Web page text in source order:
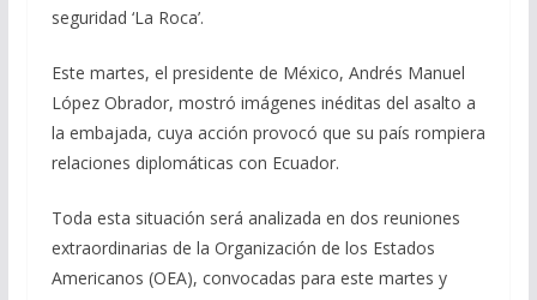
seguridad ‘La Roca’.
Este martes, el presidente de México, Andrés Manuel
López Obrador, mostró imágenes inéditas del asalto a
la embajada, cuya acción provocó que su país rompiera
relaciones diplomáticas con Ecuador.
Toda esta situación será analizada en dos reuniones
extraordinarias de la Organización de los Estados
Americanos (OEA), convocadas para este martes y